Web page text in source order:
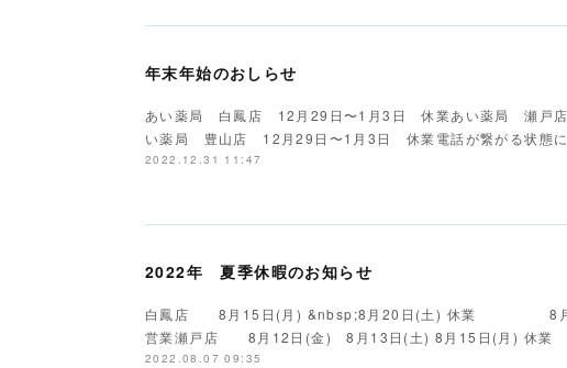
年末年始のおしらせ
あい薬局 白鳳店 12月29日〜1月3日 休業あい薬局 瀬戸
い薬局 豊山店 12月29日〜1月3日 休業電話が繋がる状態に
2022.12.31 11:47
2022年 夏季休暇のお知らせ
白鳳店 8月15日(月) &nbsp;8月20日(土) 休業 8月
営業瀬戸店 8月12日(金) 8月13日(土) 8月15日(月)
2022.08.07 09:35